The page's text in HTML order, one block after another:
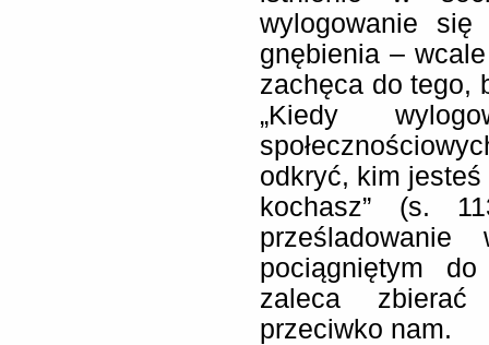
wylogowanie
gnębienia –
zachęca do tego,
„Kiedy
odkryć, kim
kochasz” (s.
pociągniętym
zaleca zbierać
przeciwko nam.